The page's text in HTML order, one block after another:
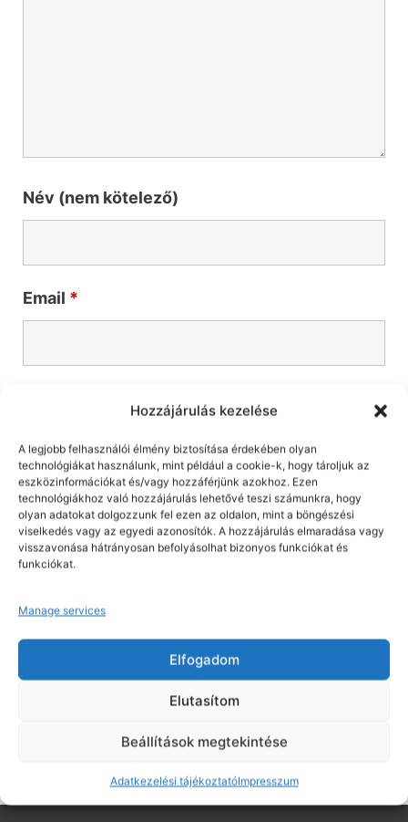
Hozzájárulás kezelése
A legjobb felhasználói élmény biztosítása érdekében olyan
technológiákat használunk, mint például a cookie-k, hogy tároljuk az
eszközinformációkat és/vagy hozzáférjünk azokhoz. Ezen
technológiákhoz való hozzájárulás lehetővé teszi számunkra, hogy
olyan adatokat dolgozzunk fel ezen az oldalon, mint a böngészési
viselkedés vagy az egyedi azonosítók. A hozzájárulás elmaradása vagy
visszavonása hátrányosan befolyásolhat bizonyos funkciókat és
funkciókat.
Manage services
Elfogadom
Elutasítom
Beállítások megtekintése
Adatkezelési tájékoztatóImpresszum
Név (nem kötelező)
Email *
Önnek csak pár kattintás, nekünk nagy segítség. Köszönjük!
Adok 5 csillagot
[trustindex no-registration=google]